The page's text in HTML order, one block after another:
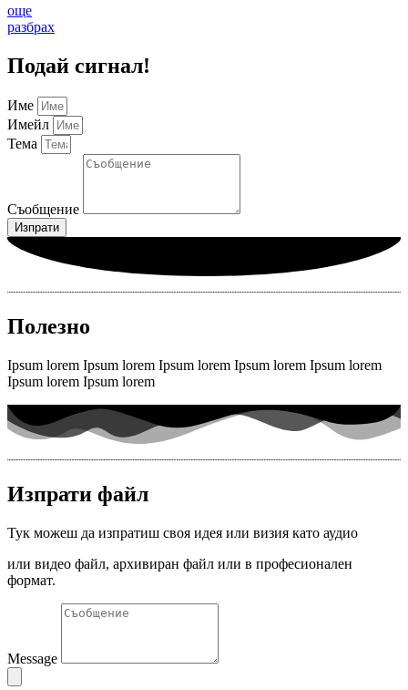
още
разбрах
Подай сигнал!
Име
Имейл
Тема
Съобщение
Изпрати
Полезно
Ipsum lorem Ipsum lorem Ipsum lorem Ipsum lorem Ipsum lorem
Ipsum lorem Ipsum lorem
Изпрати файл
Тук можеш да изпратиш своя идея или визия като аудио
или видео файл, архивиран файл или в професионален
формат.
Message